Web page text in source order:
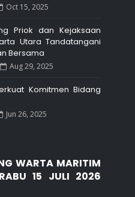
Oct 15, 2025
Priok dan Kejaksaan
Utara Tandatangani
Bersama
Aug 29, 2025
Komitmen Bidang
Jun 26, 2025
WARTA MARITIM
15 JULI 2026